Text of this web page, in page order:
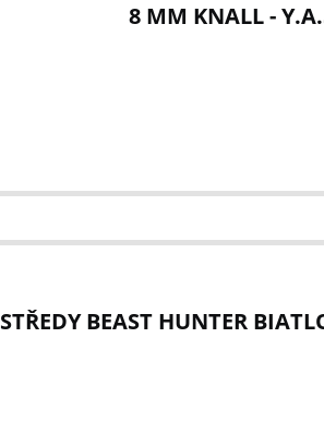
8 MM KNALL -
STŘEDY BEAST HUNTER